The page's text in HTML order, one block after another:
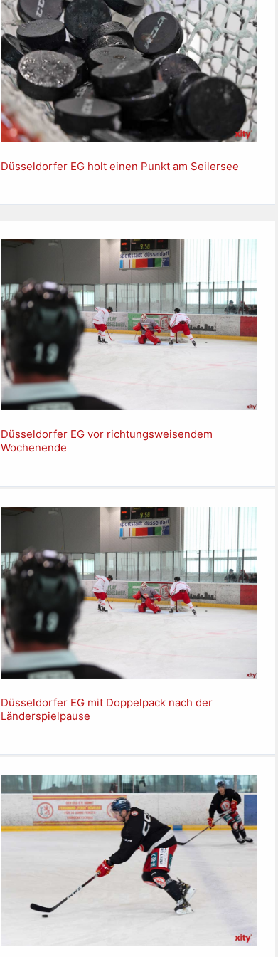
Düsseldorfer EG holt einen Punkt am Seilersee
Düsseldorfer EG vor richtungsweisendem
Wochenende
Düsseldorfer EG mit Doppelpack nach der
Länderspielpause